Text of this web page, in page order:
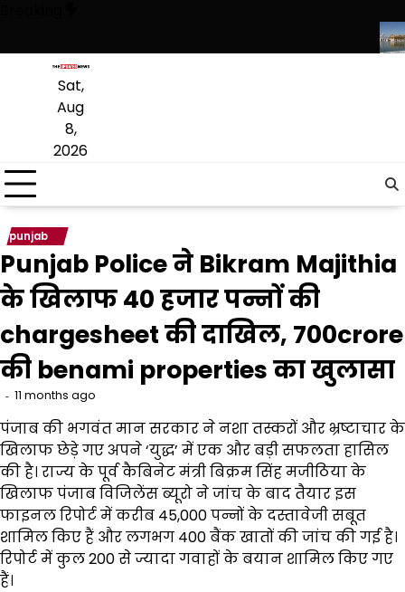
content
Sat,
Aug
8,
2026
punjab
Punjab Police ने Bikram Majithia
के खिलाफ 40 हजार पन्नों की
chargesheet की दाखिल, 700crore
की benami properties का खुलासा
11 months ago
पंजाब की भगवंत मान सरकार ने नशा तस्करों और भ्रष्टाचार के
खिलाफ छेड़े गए अपने ‘युद्ध’ में एक और बड़ी सफलता हासिल
की है। राज्य के पूर्व कैबिनेट मंत्री बिक्रम सिंह मजीठिया के
खिलाफ पंजाब विजिलेंस ब्यूरो ने जांच के बाद तैयार इस
फाइनल रिपोर्ट में करीब 45,000 पन्नों के दस्तावेजी सबूत
शामिल किए हैं और लगभग 400 बैंक खातों की जांच की गई है।
रिपोर्ट में कुल 200 से ज्यादा गवाहों के बयान शामिल किए गए
हैं।